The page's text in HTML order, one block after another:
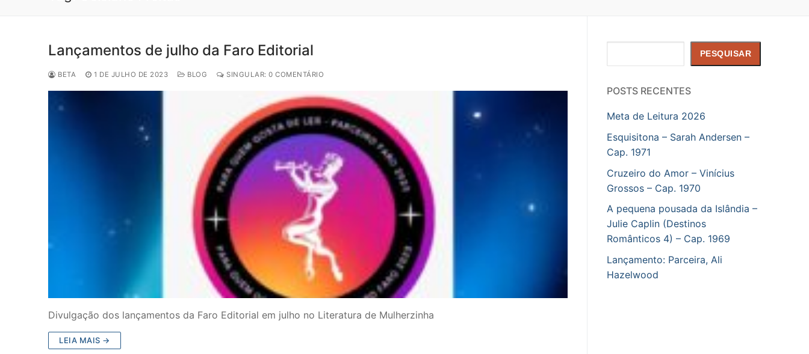
Lançamentos de julho da Faro Editorial
BETA 1 DE JULHO DE 2023 BLOG SINGULAR: 0 COMENTÁRIO
Divulgação dos lançamentos da Faro Editorial em julho no Literatura de Mulherzinha
LEIA MAIS →
PESQUISAR
POSTS RECENTES
Meta de Leitura 2026
Esquisitona – Sarah Andersen –
Cap. 1971
Cruzeiro do Amor – Vinícius
Grossos – Cap. 1970
A pequena pousada da Islândia –
Julie Caplin (Destinos
Românticos 4) – Cap. 1969
Lançamento: Parceira, Ali
Hazelwood